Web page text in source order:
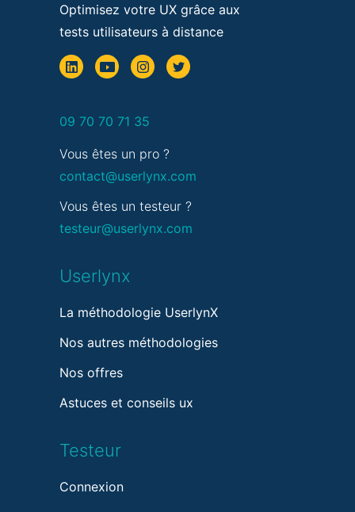
Optimisez votre UX grâce aux
tests utilisateurs à distance
09 70 70 71 35
Vous êtes un pro ?
contact@userlynx.com
Vous êtes un testeur ?
testeur@userlynx.com
Userlynx
La méthodologie UserlynX
Nos autres méthodologies
Nos offres
Astuces et conseils ux
Testeur
Connexion